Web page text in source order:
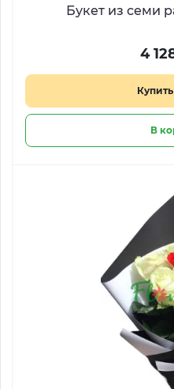
Букет из семи
4
В